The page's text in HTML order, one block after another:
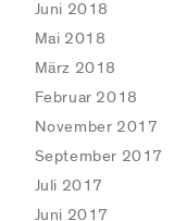
Juni 2018
Mai 2018
März 2018
Februar 2018
November 2017
September 2017
Juli 2017
Juni 2017